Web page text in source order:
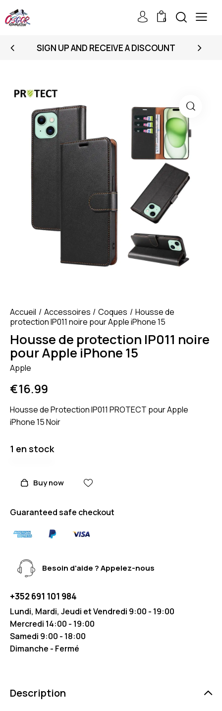
0
SIGN UP AND RECEIVE A DISCOUNT
Accueil Accessoires Coques
Housse de
protection IP011 noire pour Apple iPhone 15
Housse de protection IP011 noire
pour Apple iPhone 15
Apple
€16.99
Housse de Protection IP011 PROTECT pour Apple
iPhone 15 Noir
1 en stock
Buy now
Guaranteed safe checkout
Besoin d'aide ? Appelez-nous
+352 691 101 984
Lundi, Mardi, Jeudi et Vendredi 9:00 - 19:00
Mercredi 14:00 - 19:00
Samedi 9:00 - 18:00
Dimanche - Fermé
Description